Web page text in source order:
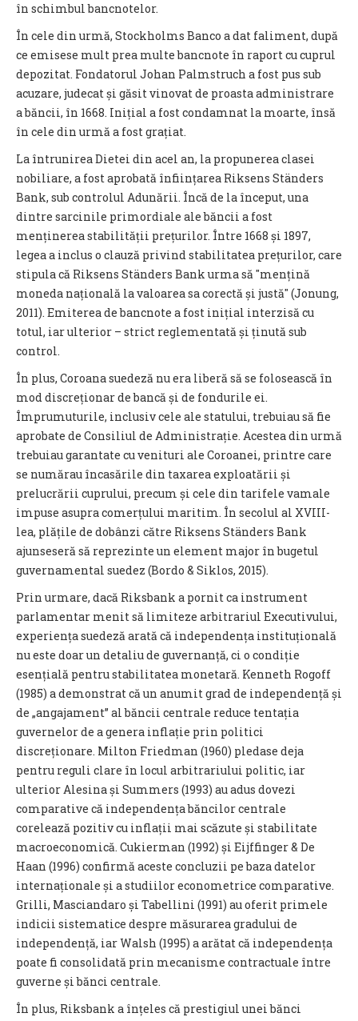
în schimbul bancnotelor.
În cele din urmă, Stockholms Banco a dat faliment, după
ce emisese mult prea multe bancnote în raport cu cuprul
depozitat. Fondatorul Johan Palmstruch a fost pus sub
acuzare, judecat și găsit vinovat de proasta administrare
a băncii, în 1668. Inițial a fost condamnat la moarte, însă
în cele din urmă a fost grațiat.
La întrunirea Dietei din acel an, la propunerea clasei
nobiliare, a fost aprobată înființarea Riksens Ständers
Bank, sub controlul Adunării. Încă de la început, una
dintre sarcinile primordiale ale băncii a fost
menținerea stabilității prețurilor. Între 1668 și 1897,
legea a inclus o clauză privind stabilitatea prețurilor, care
stipula că Riksens Ständers Bank urma să ″mențină
moneda națională la valoarea sa corectă și justă″ (Jonung,
2011). Emiterea de bancnote a fost inițial interzisă cu
totul, iar ulterior – strict reglementată și ținută sub
control.
În plus, Coroana suedeză nu era liberă să se folosească în
mod discreționar de bancă și de fondurile ei.
Împrumuturile, inclusiv cele ale statului, trebuiau să fie
aprobate de Consiliul de Administrație. Acestea din urmă
trebuiau garantate cu venituri ale Coroanei, printre care
se numărau încasările din taxarea exploatării și
prelucrării cuprului, precum și cele din tarifele vamale
impuse asupra comerțului maritim. În secolul al XVIII-
lea, plățile de dobânzi către Riksens Ständers Bank
ajunseseră să reprezinte un element major în bugetul
guvernamental suedez (Bordo & Siklos, 2015).
Prin urmare, dacă Riksbank a pornit ca instrument
parlamentar menit să limiteze arbitrariul Executivului,
experiența suedeză arată că independența instituțională
nu este doar un detaliu de guvernanță, ci o condiție
esențială pentru stabilitatea monetară. Kenneth Rogoff
(1985) a demonstrat că un anumit grad de independență și
de „angajament” al băncii centrale reduce tentația
guvernelor de a genera inflație prin politici
discreționare. Milton Friedman (1960) pledase deja
pentru reguli clare în locul arbitrariului politic, iar
ulterior Alesina și Summers (1993) au adus dovezi
comparative că independența băncilor centrale
corelează pozitiv cu inflații mai scăzute și stabilitate
macroeconomică. Cukierman (1992) și Eijffinger & De
Haan (1996) confirmă aceste concluzii pe baza datelor
internaționale și a studiilor econometrice comparative.
Grilli, Masciandaro și Tabellini (1991) au oferit primele
indicii sistematice despre măsurarea gradului de
independență, iar Walsh (1995) a arătat că independența
poate fi consolidată prin mecanisme contractuale între
guverne și bănci centrale.
În plus, Riksbank a înțeles că prestigiul unei bănci